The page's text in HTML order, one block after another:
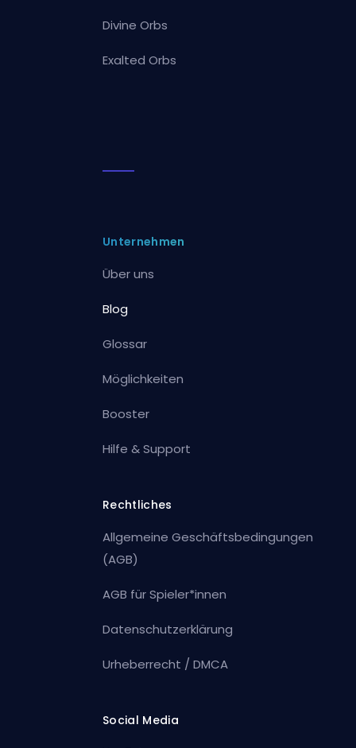
Divine Orbs
Exalted Orbs
Unternehmen
Über uns
Blog
Glossar
Möglichkeiten
Booster
Hilfe & Support
Rechtliches
Allgemeine Geschäftsbedingungen
(AGB)
AGB für Spieler*innen
Datenschutzerklärung
Urheberrecht / DMCA
Social Media